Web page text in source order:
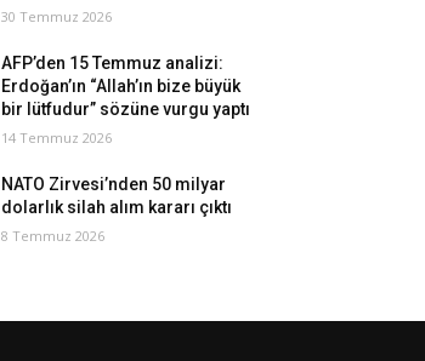
30 Temmuz 2026
AFP’den 15 Temmuz analizi:
Erdoğan’ın “Allah’ın bize büyük
bir lütfudur” sözüne vurgu yaptı
14 Temmuz 2026
NATO Zirvesi’nden 50 milyar
dolarlık silah alım kararı çıktı
8 Temmuz 2026